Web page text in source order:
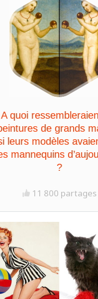
A quoi
de grands
leurs modèles
mannequins
?
11 800 partages